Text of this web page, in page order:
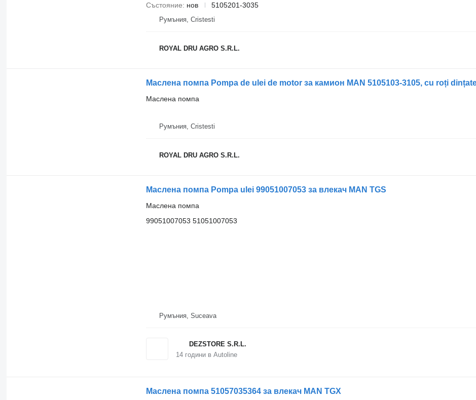
Състояние
нов 5105201-3035
Румъния, Cristesti
ROYAL DRU AGRO S.R.L.
Маслена помпа Pompa de ulei de motor за камион MAN 5105103-3105, cu roți
Маслена помпа
Румъния, Cristesti
ROYAL DRU AGRO S.R.L.
Маслена помпа Pompa ulei 99051007053 за влекач MAN TGS
Маслена помпа
99051007053 51051007053
Румъния, Suceava
DEZSTORE S.R.L.
14години в Autoline
Маслена помпа 51057035364 за влекач MAN TGX